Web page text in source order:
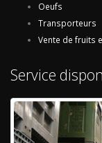
Oeufs
Transporteurs
Vente de fruits
Service